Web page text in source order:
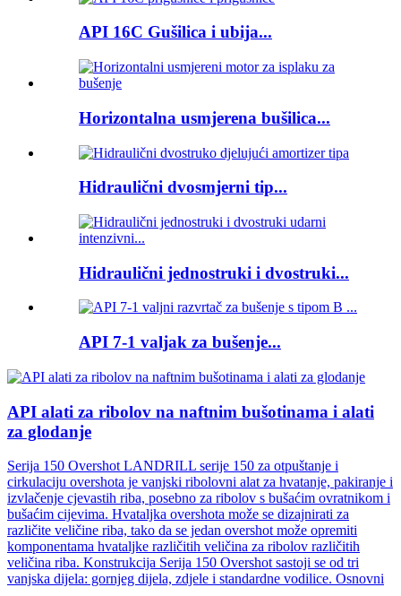
API 16C Gušilica i ubija...
Horizontalna usmjerena bušilica...
Hidraulični dvosmjerni tip...
Hidraulični jednostruki i dvostruki...
API 7-1 valjak za bušenje...
API alati za ribolov na naftnim bušotinama i alati
za glodanje
Serija 150 Overshot LANDRILL serije 150 za otpuštanje i
cirkulaciju overshota je vanjski ribolovni alat za hvatanje, pakiranje i
izvlačenje cjevastih riba, posebno za ribolov s bušaćim ovratnikom i
bušaćim cijevima. Hvataljka overshota može se dizajnirati za
različite veličine riba, tako da se jedan overshot može opremiti
komponentama hvataljke različitih veličina za ribolov različitih
veličina riba. Konstrukcija Serija 150 Overshot sastoji se od tri
vanjska dijela: gornjeg dijela, zdjele i standardne vodilice. Osnovni